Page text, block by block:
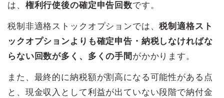
は、 権利行使後の確定申告回数です。
税制非適格ストックオプションでは、税制適格スト
ックオプションよりも確定申告・納税しなければな
らない回数が多く、多くの手間 がかかります。
また、最終的に納税額が割高になる可能性がある点
と、現金収入として利益が出ていない段階で納付金